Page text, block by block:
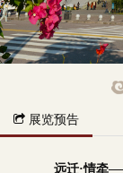
展览预告
远迁·情牵